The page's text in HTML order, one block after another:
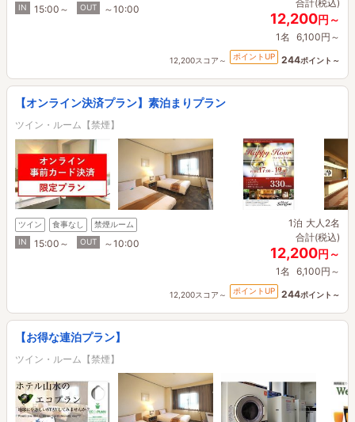
IN
15:00～ OUT ～10:00
合計(税込)
12,200円～
1名 6,100円～
12,200スコア～ ポイントUP 244ポイント～
【オンライン決済プラン】素泊まりプラン
ツイン・ルーム【禁煙】
ツイン 食事なし
禁煙ルーム
IN
15:00～ OUT ～10:00
1泊 大人2名
合計(税込)
12,200円～
1名 6,100円～
12,200スコア～ ポイントUP 244ポイント～
【お得な連泊プラン】
ツイン・ルーム【禁煙】